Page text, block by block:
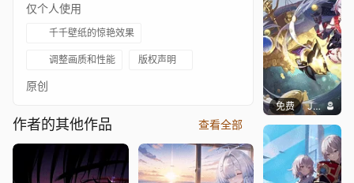
仅个人使用
千千壁纸的惊艳效果
调整画质和性能 版权声明
原创
作者的其他作品 查看全部
免费 John Doe